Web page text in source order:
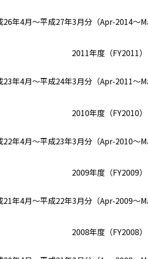
26年4月～平成27年3月分（Apr-2014～
2011年度（FY2011）
23年4月～平成24年3月分（Apr-2011～
2010年度（FY2010）
22年4月～平成23年3月分（Apr-2010～
2009年度（FY2009）
21年4月～平成22年3月分（Apr-2009～
2008年度（FY2008）